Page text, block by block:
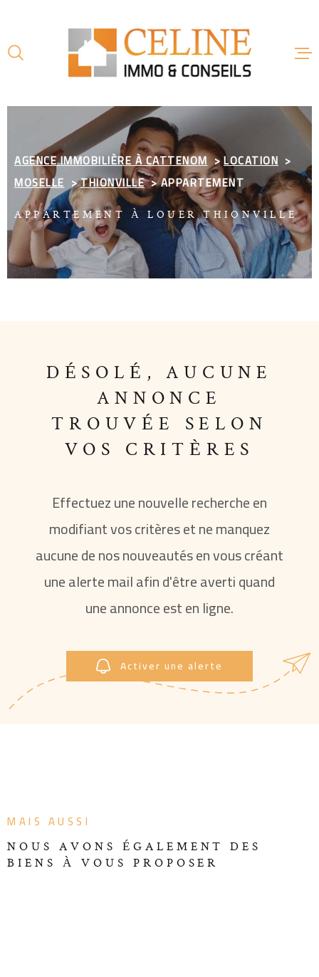
lamenu
contenu
VENTE
AGENCE IMMOBILIÈRE À CATTENOM
LOCATION
MOSELLE
THIONVILLE APPARTEMENT
APPARTEMENT À LOUER THIONVILLE
DÉSOLÉ, AUCUNE
ANNONCE
TROUVÉE SELON
VOS CRITÈRES
Effectuez une nouvelle recherche en
modifiant vos critères et ne manquez
aucune de nos nouveautés en vous créant
une alerte mail afin d'être averti quand
une annonce est en ligne.
Activer une alerte
MAIS AUSSI
NOUS AVONS ÉGALEMENT DES
BIENS À VOUS PROPOSER